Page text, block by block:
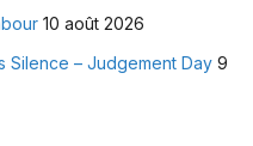
10 août 2026
Silence – Judgement Day 9